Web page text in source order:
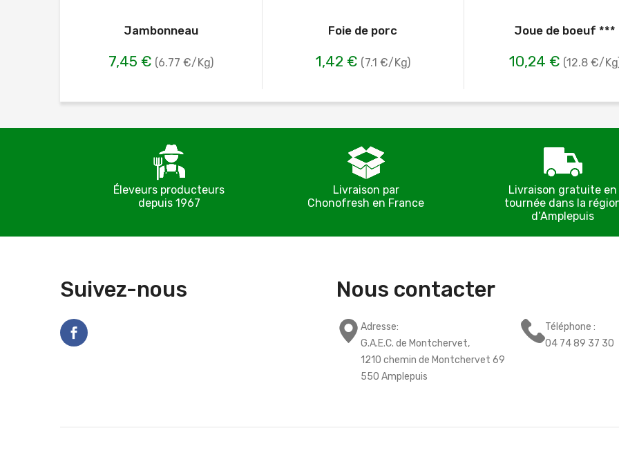
Jambonneau
7,45 € (6.77 €/Kg)
Foie de porc
1,42 € (7.1 €/Kg)
Joue de boeuf ***
10,24 € (12.8 €/
Éleveurs producteurs
depuis 1967
Livraison par
Chonofresh en France
Livraison gratuite en
tournée dans la
d’Amplepuis
Suivez-nous Nous contacter
Adresse:
G.A.E.C. de Montchervet,
1210 chemin de Montchervet 69
550 Amplepuis
Téléphone :
04 74 89 37 30